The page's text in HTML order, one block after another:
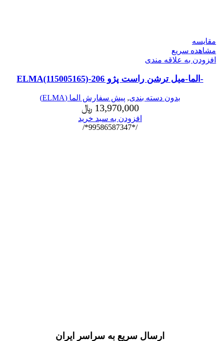
مقایسه
مشاهده سریع
افزودن به علاقه مندی
-الما-میل ترشن راست پژو 206-ELMA(115005165)
بدون دسته بندی, پیش سفارش الما (ELMA)
13,970,000 ﷼
افزودن به سبد خرید
/*99586587347*/
ارسال سریع به سراسر ایران